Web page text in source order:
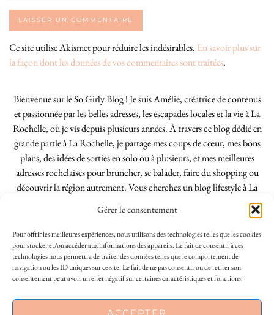
Gérer le consentement
Pour offrir les meilleures expériences, nous utilisons des technologies telles que les cookies
pour stocker et/ou accéder aux informations des appareils. Le fait de consentir à ces
technologies nous permettra de traiter des données telles que le comportement de
navigation ou les ID uniques sur ce site. Le fait de ne pas consentir ou de retirer son
consentement peut avoir un effet négatif sur certaines caractéristiques et fonctions.
ACCEPTER
Ce site utilise Akismet pour réduire les indésirables. En savoir plus sur
la façon dont les données de vos commentaires sont traitées.
Bienvenue sur le So Girly Blog ! Je suis Amélie, créatrice de contenus
et passionnée par les belles adresses, les escapades locales et la vie à La
Rochelle, où je vis depuis plusieurs années. À travers ce blog dédié en
grande partie à La Rochelle, je partage mes coups de cœur, mes bons
plans, des idées de sorties en solo ou à plusieurs, et mes meilleures
adresses rochelaises pour bruncher, se balader, faire du shopping ou
découvrir la région autrement. Vous cherchez un blog lifestyle à La
Rochelle, tenu par une locale ? Vous êtes au bon endroit. Que vous
soyez Rochelais·e ou de passage dans notre belle ville, j’espère que mes
articles vous aideront à profiter de La Rochelle comme un·e vrai·e
initié·e. !